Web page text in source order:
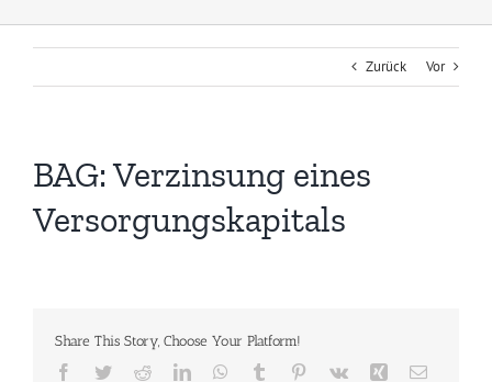
Zurück Vor
BAG: Verzinsung eines
Versorgungskapitals
Share This Story, Choose Your Platform!
Facebook
TwitterRedditLinkedInWhatsApp
Tumblr Pinterest
Vk Xing E-